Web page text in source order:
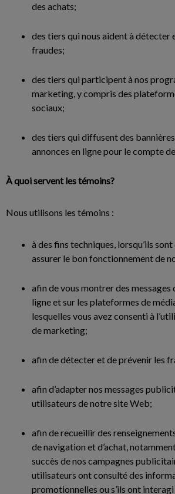
des achats;
des tiers qui nous aident à détecter
fraudes;
des tiers qui participent à nos
marketing, y compris des
sociaux;
des tiers qui diffusent des
annonces en ligne pour le compte
À quoi servent les témoins?
Nous utilisons les témoins :
à des fins techniques, lorsqu’ils
assurer le bon fonctionnement de
afin de vous montrer des messages
ligne et sur les plateformes de
lesquelles vous avez consenti à
de marketing;
afin de détecter et de prévenir les
afin d’adapter nos messages
utilisateurs de notre site Web;
afin de recueillir des
de navigation et d’achat,
succès de nos campagnes
utilisateurs ont consulté des
promotionnelles ou s’ils ont interagi